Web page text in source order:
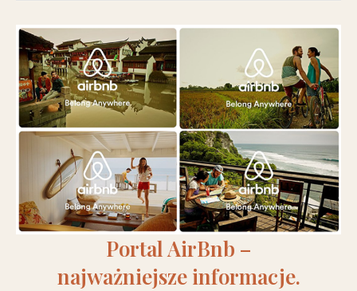
Portal AirBnb –
najważniejsze informacje.